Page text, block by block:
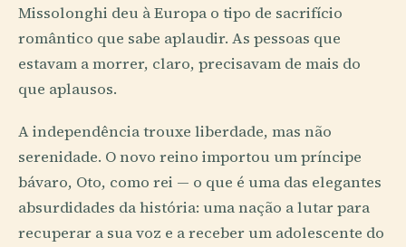
Missolonghi deu à Europa o tipo de sacrifício
romântico que sabe aplaudir. As pessoas que
estavam a morrer, claro, precisavam de mais do
que aplausos.
A independência trouxe liberdade, mas não
serenidade. O novo reino importou um príncipe
bávaro, Oto, como rei — o que é uma das elegantes
absurdidades da história: uma nação a lutar para
recuperar a sua voz e a receber um adolescente do